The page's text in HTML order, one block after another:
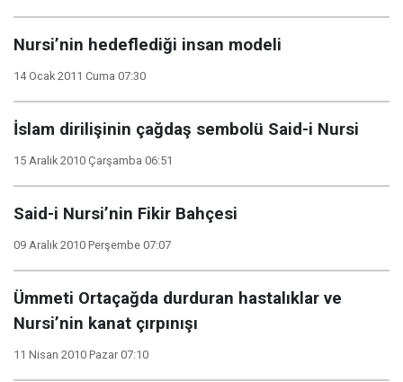
Nursi’nin hedeflediği insan modeli
14 Ocak 2011 Cuma 07:30
İslam dirilişinin çağdaş sembolü Said-i Nursi
15 Aralık 2010 Çarşamba 06:51
Said-i Nursi’nin Fikir Bahçesi
09 Aralık 2010 Perşembe 07:07
Ümmeti Ortaçağda durduran hastalıklar ve
Nursi’nin kanat çırpınışı
11 Nisan 2010 Pazar 07:10